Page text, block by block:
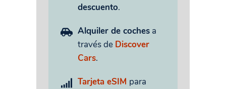
descuento.
Alquiler de coches a
través de Discover
Cars.
Tarjeta eSIM para